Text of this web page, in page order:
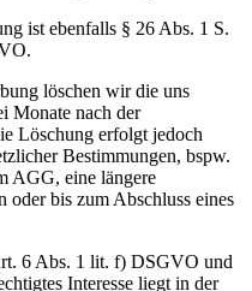
ist ebenfalls § 26 Abs. 1 S.
löschen wir die uns
Monate nach der
Löschung erfolgt jedoch
Bestimmungen, bspw.
AGG, eine längere
oder bis zum Abschluss eines
6 Abs. 1 lit. f) DSGVO und
Interesse liegt in der